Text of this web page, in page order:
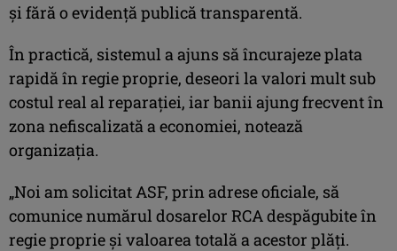
şi fără o evidenţă publică transparentă.
În practică, sistemul a ajuns să încurajeze plata
rapidă în regie proprie, deseori la valori mult sub
costul real al reparaţiei, iar banii ajung frecvent în
zona nefiscalizată a economiei, notează
organizaţia.
„Noi am solicitat ASF, prin adrese oficiale, să
comunice numărul dosarelor RCA despăgubite în
regie proprie şi valoarea totală a acestor plăţi.